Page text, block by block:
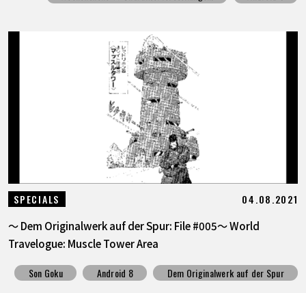
SPECIALS 04.08.2021
〜 Dem Originalwerk auf der Spur: File #005〜 World
Travelogue: Muscle Tower Area
Son Goku Android 8 Dem Originalwerk auf der Spur